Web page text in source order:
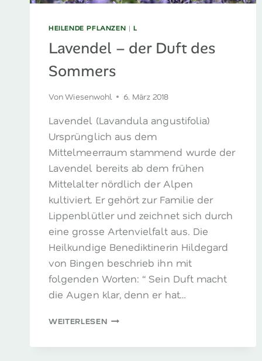
HEILENDE PFLANZEN | L
Lavendel – der Duft des
Sommers
Von Wiesenwohl 6. März 2018
Lavendel (Lavandula angustifolia)
Ursprünglich aus dem
Mittelmeerraum stammend wurde der
Lavendel bereits ab dem frühen
Mittelalter nördlich der Alpen
kultiviert. Er gehört zur Familie der
Lippenblütler und zeichnet sich durch
eine grosse Artenvielfalt aus. Die
Heilkundige Benediktinerin Hildegard
von Bingen beschrieb ihn mit
folgenden Worten: “ Sein Duft macht
die Augen klar, denn er hat…
WEITERLESENLAVENDEL